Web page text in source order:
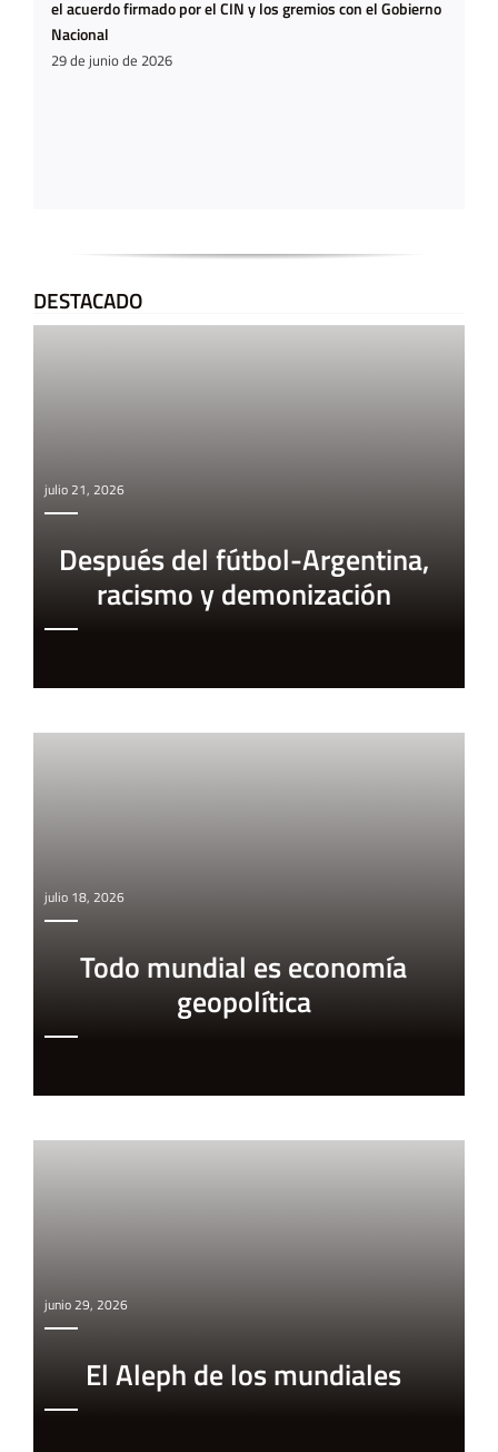
el acuerdo firmado por el CIN y los gremios con el Gobierno
Nacional
29 de junio de 2026
DESTACADO
julio 21, 2026
Después del fútbol-Argentina,
racismo y demonización
julio 18, 2026
Todo mundial es economía
geopolítica
junio 29, 2026
El Aleph de los mundiales